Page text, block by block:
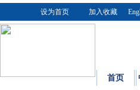
设为首页 加入收藏
首页